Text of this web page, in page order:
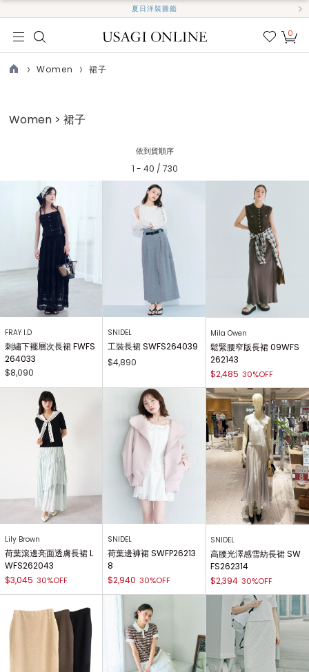
夏日洋裝圖鑑
我的
0
Women 裙子
Women > 裙子
依到貨順序
1 - 40 / 730
FRAY I.D
刺繡下襬層次長裙 FWFS
264033
$8,090
SNIDEL
工裝長裙 SWFS264039
$4,890
Mila Owen
鬆緊腰窄版長裙 09WFS
262143
$2,485 30%OFF
Lily Brown
荷葉滾邊亮面透膚長裙 L
WFS262043
$3,045 30%OFF
SNIDEL
荷葉邊褲裙 SWFP26213
8
$2,940 30%OFF
SNIDEL
高腰光澤感雪紡長裙 SW
FS262314
$2,394 30%OFF